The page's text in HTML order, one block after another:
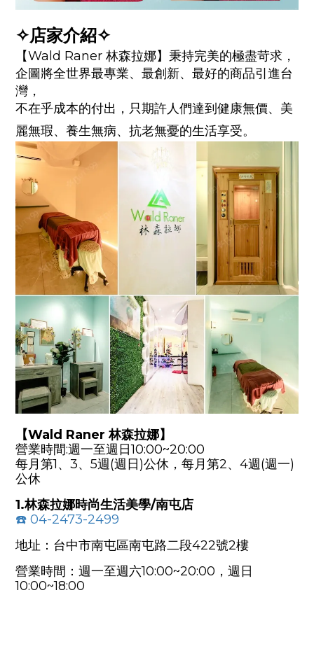
✧店家介紹✧
【Wald Raner 林森拉娜】 秉持完美的極盡苛求，
企圖將全世界最專業、最創新、最好的商品引進台
灣，
不在乎成本的付出，只期許人們達到健康無價、美
麗無瑕、養生無病、抗老無憂的生活享受。
【Wald Raner 林森拉娜】
營業時間:週一至週日10:00~20:00
每月第1、3、5週(週日)公休，每月第2、4週(週一)
公休
1.林森拉娜時尚生活美學/南屯店
☎️ 04-2473-2499
地址：台中市南屯區南屯路二段422號2樓
營業時間：週一至週六10:00~20:00，週日
10:00~18:00